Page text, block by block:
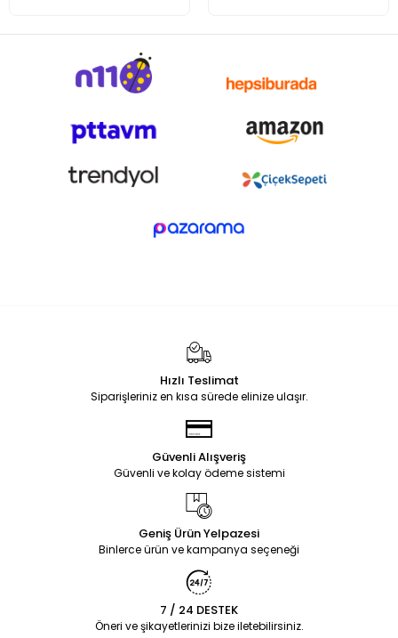
Hızlı Teslimat
Siparişleriniz en kısa sürede elinize ulaşır.
Güvenli Alışveriş
Güvenli ve kolay ödeme sistemi
Geniş Ürün Yelpazesi
Binlerce ürün ve kampanya seçeneği
7 / 24 DESTEK
Öneri ve şikayetlerinizi bize iletebilirsiniz.